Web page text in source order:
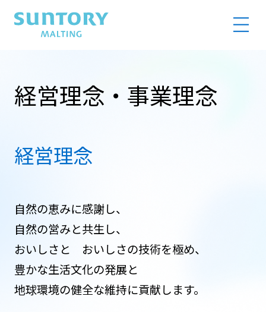
経営理念・事業理念
経営理念
自然の恵みに感謝し、
自然の営みと共生し、
おいしさと おいしさの技術を極め、
豊かな生活文化の発展と
地球環境の健全な維持に貢献します。